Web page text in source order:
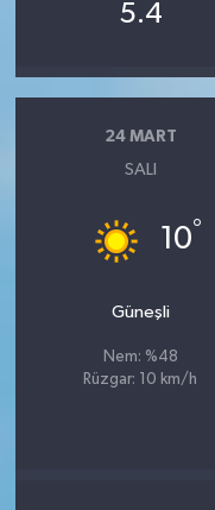
5.4
24 MART
SALI
10°
Güneşli
Nem: %48
Rüzgar: 10 km/h